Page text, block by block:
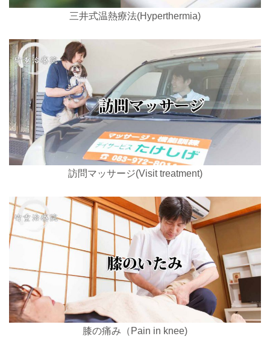
三井式温熱療法(Hyperthermia)
訪問マッサージ(Visit treatment)
膝の痛み（Pain in knee)